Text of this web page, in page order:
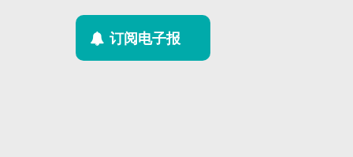
订阅电子报